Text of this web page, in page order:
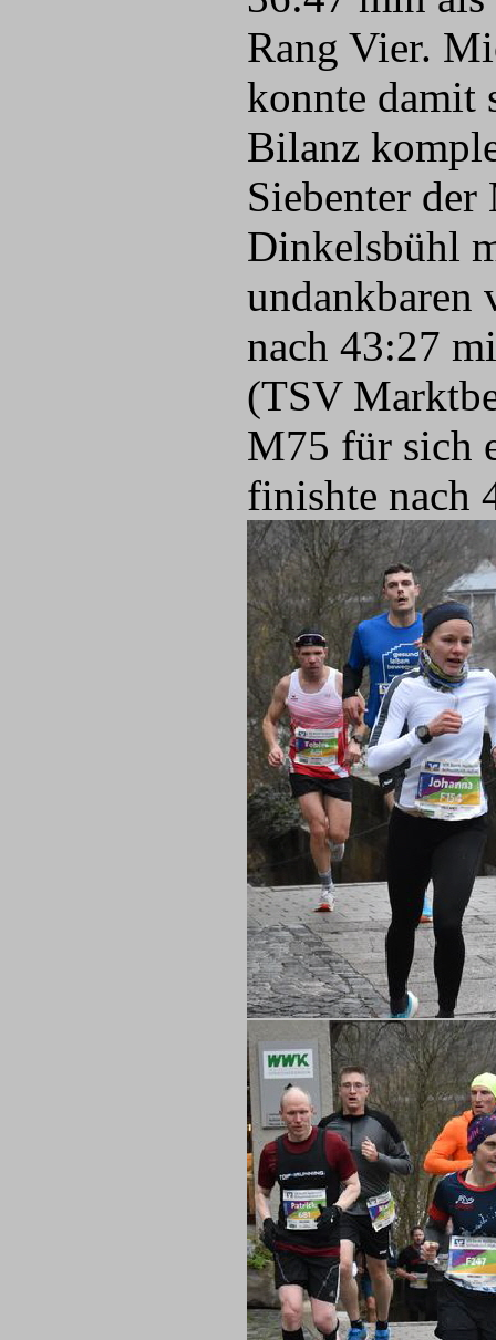
Rang Vier.
konnte damit
Bilanz
Siebenter
Dinkelsbühl
undankbaren
nach 43:27
(TSV
M75 für sich
finishte nach